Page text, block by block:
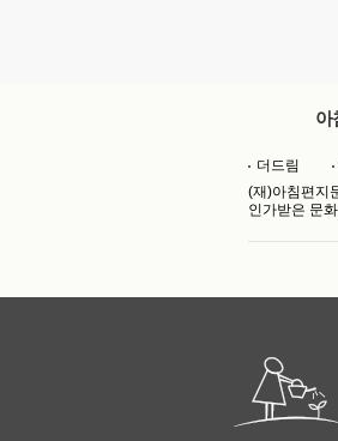
아
더드림
(재)아침편지
인가받은 문